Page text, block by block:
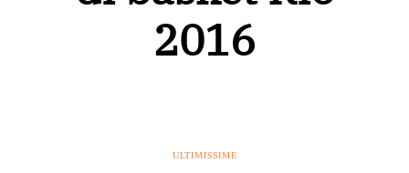
2016
ULTIMISSIME